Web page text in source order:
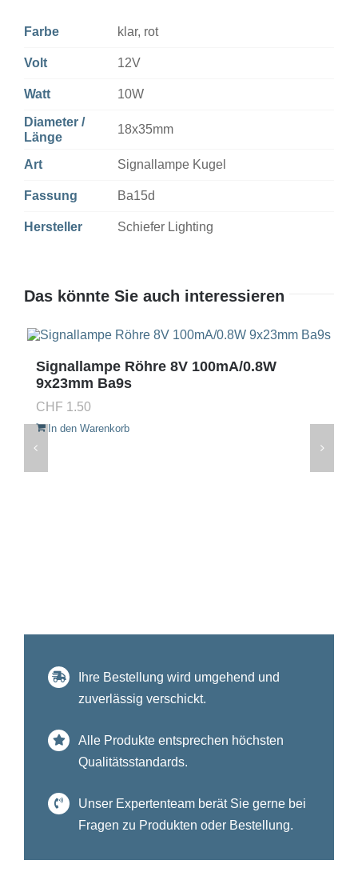
Farbe klar, rot
Volt 12V
Watt 10W
Diameter /
Länge
18x35mm
Art Signallampe Kugel
Fassung Ba15d
Hersteller Schiefer Lighting
Das könnte Sie auch interessieren
Signallampe Röhre 8V 100mA/0.8W
9x23mm Ba9s
CHF 1.50
In den Warenkorb
Ihre Bestellung wird umgehend und
zuverlässig verschickt.
Alle Produkte entsprechen höchsten
Qualitätsstandards.
Unser Expertenteam berät Sie gerne bei
Fragen zu Produkten oder Bestellung.